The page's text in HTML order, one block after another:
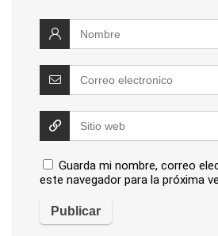
Guarda mi nombre, correo
este navegador para la próxima